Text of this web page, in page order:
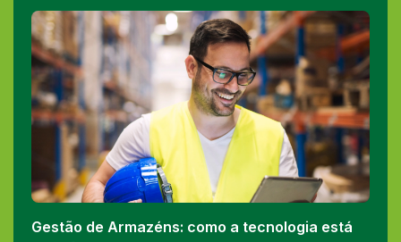
Gestão de Armazéns: como a tecnologia está